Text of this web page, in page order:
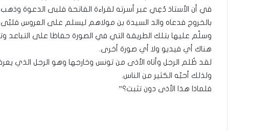
في أن الأستاذ دُعِي عبر أسرته لقراءة الفاتحة فلبى الدعوة
بالخروج فدعاه والد السيدة بن مولاهم ليسلم على العروس
وسلّم عليها بتلك الطريقة التي في الصورة حفاظا على التباعد
هناك أي فيديو ولا أي صورة أخرى.
لقد ظُلم الرجل وأتاه الأذى من تونس وخارجها وهو الرجل الذي
ولذلك أحبّه الكثير من الناس.
فلماذا هذا الأذى دون تثبت؟”